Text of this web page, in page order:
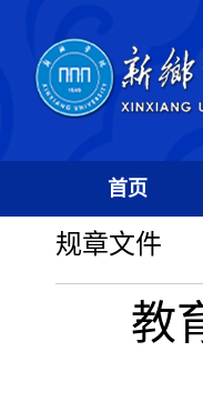
首页
规章文件
教